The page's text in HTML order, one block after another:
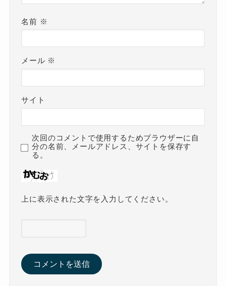
名前 ※
メール ※
サイト
次回のコメントで使用するためブラウザーに自
分の名前、メールアドレス、サイトを保存す
る。
上に表示された文字を入力してください。